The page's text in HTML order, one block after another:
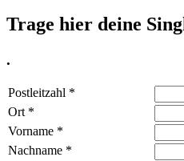
Trage hier deine
.
Postleitzahl *
Ort *
Vorname *
Nachname *